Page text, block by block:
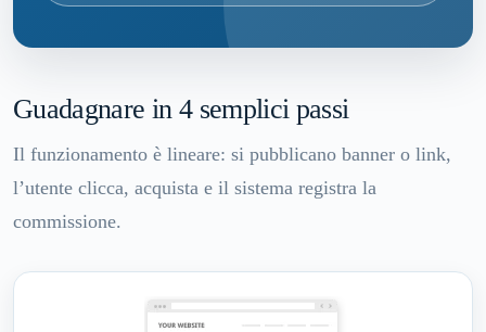
Guadagnare in 4 semplici passi
Il funzionamento è lineare: si pubblicano banner o link,
l’utente clicca, acquista e il sistema registra la
commissione.